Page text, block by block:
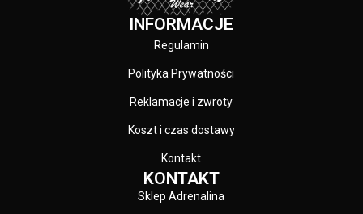
INFORMACJE
Regulamin
Polityka Prywatności
Reklamacje i zwroty
Koszt i czas dostawy
Kontakt
KONTAKT
Sklep Adrenalina